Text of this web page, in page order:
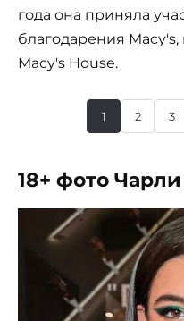
года она приняла
благодарения
Macy's House.
1 2 3
18+ фото